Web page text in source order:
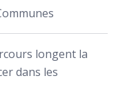
longent la
dans les